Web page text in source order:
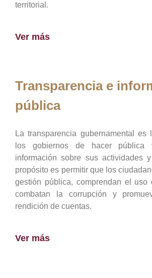
territorial.
Ver más
Transparencia e
pública
La transparencia gubernamental es
los gobiernos de hacer pública
información sobre sus actividades
propósito es permitir que los
gestión pública, comprendan el uso
combatan la corrupción y
rendición de cuentas.
Ver más